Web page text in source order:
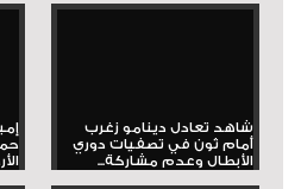
شاهد تعادل دينامو زغرب
أمام ثون في تصفيات دوري
الأبطال وعدم مشاركة...